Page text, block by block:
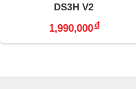
DS3H V2
1,990,000đ